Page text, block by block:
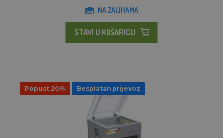
NA ZALIHAMA
STAVI U KOŠARICU
Popust 20% Besplatan prijevoz